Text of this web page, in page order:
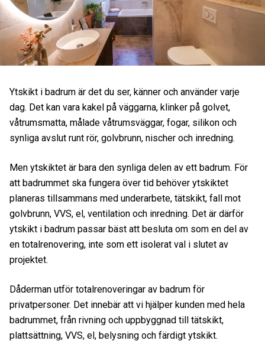
Ytskikt i badrum är det du ser, känner och använder varje
dag. Det kan vara kakel på väggarna, klinker på golvet,
våtrumsmatta, målade våtrumsväggar, fogar, silikon och
synliga avslut runt rör, golvbrunn, nischer och inredning.
Men ytskiktet är bara den synliga delen av ett badrum. För
att badrummet ska fungera över tid behöver ytskiktet
planeras tillsammans med underarbete, tätskikt, fall mot
golvbrunn, VVS, el, ventilation och inredning. Det är därför
ytskikt i badrum passar bäst att besluta om som en del av
en totalrenovering, inte som ett isolerat val i slutet av
projektet.
Dåderman utför totalrenoveringar av badrum för
privatpersoner. Det innebär att vi hjälper kunden med hela
badrummet, från rivning och uppbyggnad till tätskikt,
plattsättning, VVS, el, belysning och färdigt ytskikt.